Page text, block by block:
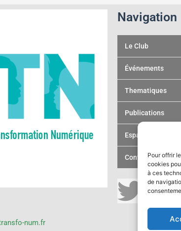
Pour offrir
cookies
à ces
de
num.fr
Navigation
Le Club
Événements
Thematiques
Publications
Espace membre
Contact
T
w
L
i